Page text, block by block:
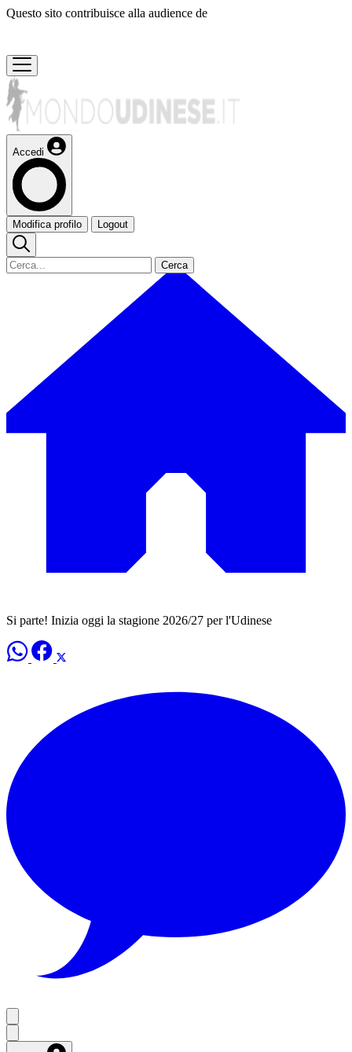
Questo sito contribuisce alla audience de
Accedi
Modifica profilo Logout
Cerca
Si parte! Inizia oggi la stagione 2026/27 per l'Udinese